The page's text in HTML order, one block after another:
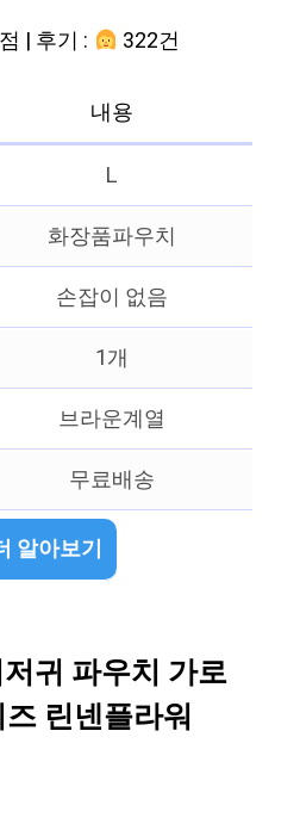
| 후기 : 322건
내용
L
화장품파우치
손잡이 없음
1개
브라운계열
무료배송
알아보기
귀 파우치 가로
린넨플라워